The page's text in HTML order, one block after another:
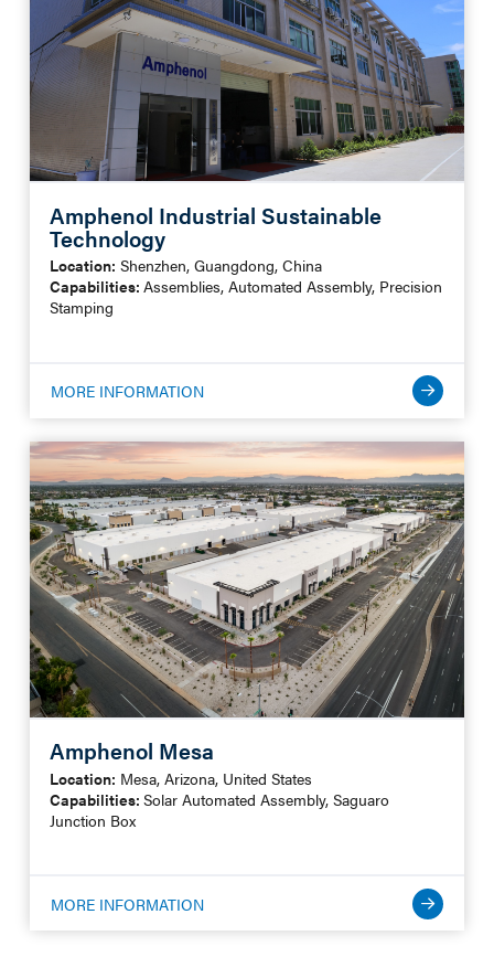
Amphenol Industrial Sustainable
Technology
Location: Shenzhen, Guangdong, China
Capabilities:Assemblies, Automated Assembly, Precision
Stamping
MORE INFORMATION
Amphenol Mesa
Location: Mesa, Arizona, United States
Capabilities:Solar Automated Assembly, Saguaro
Junction Box
MORE INFORMATION